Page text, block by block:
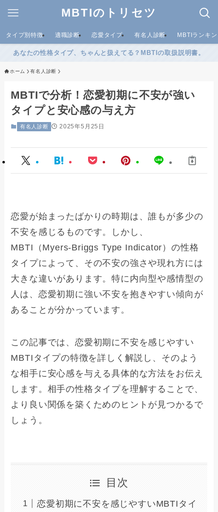
MBTIのトリセツ
タイプ別特徴 適職診断 恋愛タイプ 有名人診断 MBTIランキ
あなたの性格タイプ、ちゃんと扱えてる？MBTIの取扱説明書。
ホーム 有名人診断
MBTIで分析！恋愛初期に不安が強い
タイプと安心感の与え方
有名人診断 2025年5月25日
恋愛が始まったばかりの時期は、誰もが多少の
不安を感じるものです。しかし、
MBTI（Myers-Briggs Type Indicator）の性格
タイプによって、その不安の強さや現れ方には
大きな違いがあります。特に内向型や感情型の
人は、恋愛初期に強い不安を抱きやすい傾向が
あることが分かっています。
この記事では、恋愛初期に不安を感じやすい
MBTIタイプの特徴を詳しく解説し、そのよう
な相手に安心感を与える具体的な方法をお伝え
します。相手の性格タイプを理解することで、
より良い関係を築くためのヒントが見つかるで
しょう。
目次
恋愛初期に不安を感じやすいMBTIタイ